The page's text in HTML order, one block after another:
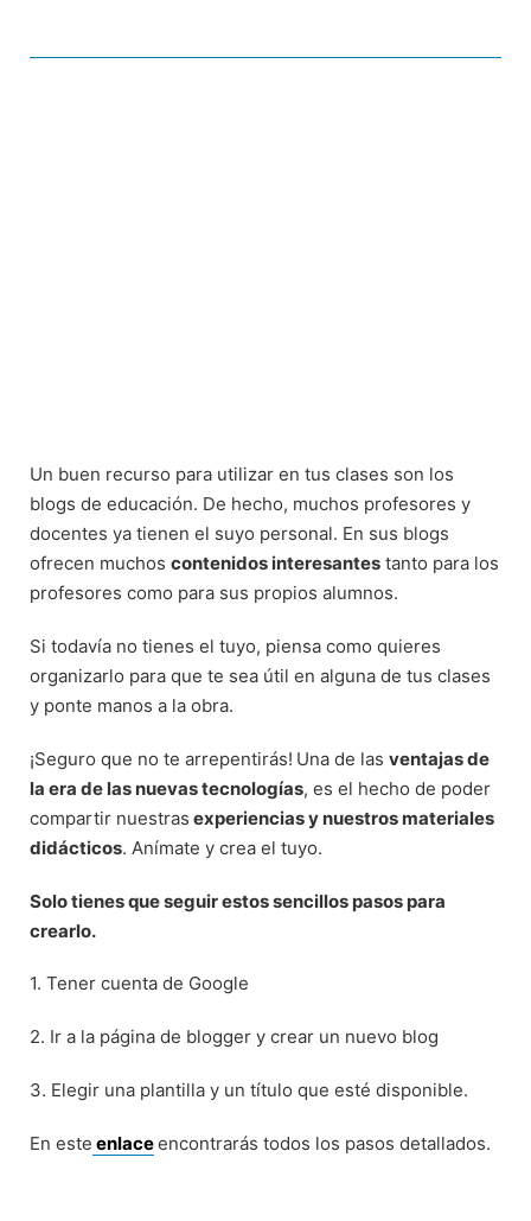
Un buen recurso para utilizar en tus clases son los
blogs de educación. De hecho, muchos profesores y
docentes ya tienen el suyo personal. En sus blogs
ofrecen muchos contenidos interesantes tanto para los
profesores como para sus propios alumnos.
Si todavía no tienes el tuyo, piensa como quieres
organizarlo para que te sea útil en alguna de tus clases
y ponte manos a la obra.
¡Seguro que no te arrepentirás! Una de las ventajas de
la era de las nuevas tecnologías, es el hecho de poder
compartir nuestras experiencias y nuestros materiales
didácticos. Anímate y crea el tuyo.
Solo tienes que seguir estos sencillos pasos para
crearlo.
1. Tener cuenta de Google
2. Ir a la página de blogger y crear un nuevo blog
3. Elegir una plantilla y un título que esté disponible.
En este enlaceencontrarás todos los pasos detallados.